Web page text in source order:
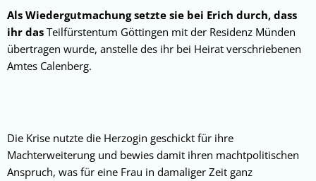
Als Wiedergutmachung setzte sie bei Erich durch, dass
ihr das Teilfürstentum Göttingen mit der Residenz Münden
übertragen wurde, anstelle des ihr bei Heirat verschriebenen
Amtes Calenberg.
Die Krise nutzte die Herzogin geschickt für ihre
Machterweiterung und bewies damit ihren machtpolitischen
Anspruch, was für eine Frau in damaliger Zeit ganz